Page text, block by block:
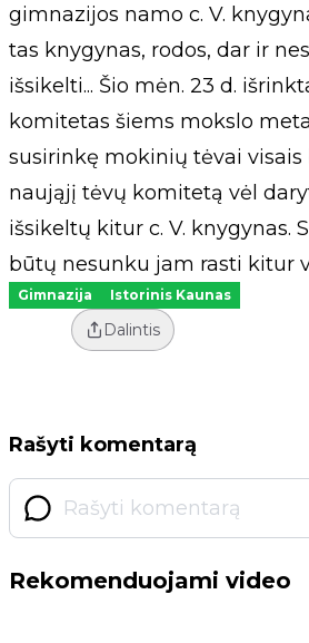
gimnazijos namo c. V.
tas knygynas, rodos, dar ir
išsikelti... Šio mėn. 23 d.
komitetas šiems mokslo
susirinkę mokinių tėvai visais
naująjį tėvų komitetą vėl
išsikeltų kitur c. V. knygynas.
būtų nesunku jam rasti kitur
Gimnazija Istorinis Kaunas
Dalintis
Rašyti komentarą
Rekomenduojami video